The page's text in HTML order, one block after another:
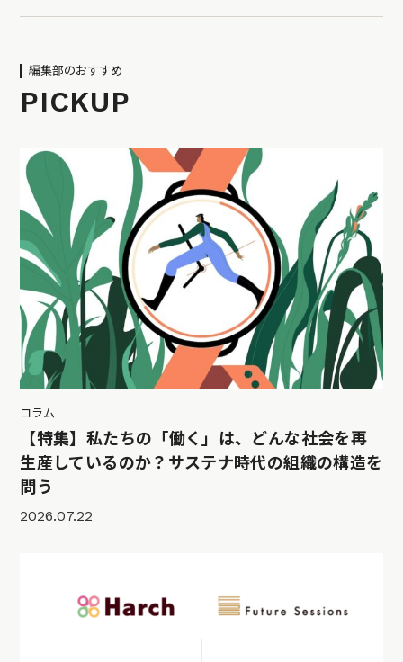
編集部のおすすめ
PICKUP
コラム
【特集】私たちの「働く」は、どんな社会を再
生産しているのか？サステナ時代の組織の構造を
問う
2026.07.22